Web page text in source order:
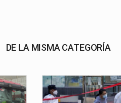
DE LA MISMA CATEGORÍA